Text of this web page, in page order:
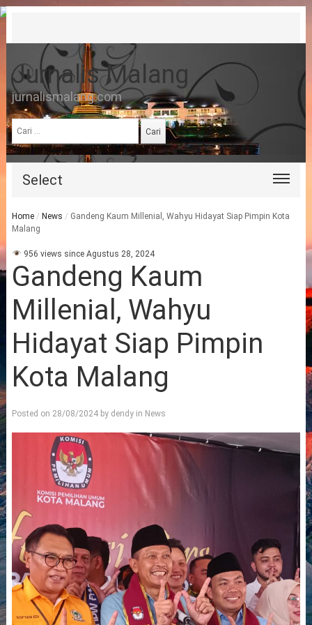
Jurnalis Malang
jurnalismalang.com
Cari
untuk:
Select
Home / News / Gandeng Kaum Millenial, Wahyu Hidayat Siap Pimpin Kota
Malang
956 views since Agustus 28, 2024
Gandeng Kaum
Millenial, Wahyu
Hidayat Siap Pimpin
Kota Malang
Posted on 28/08/2024by dendyin News